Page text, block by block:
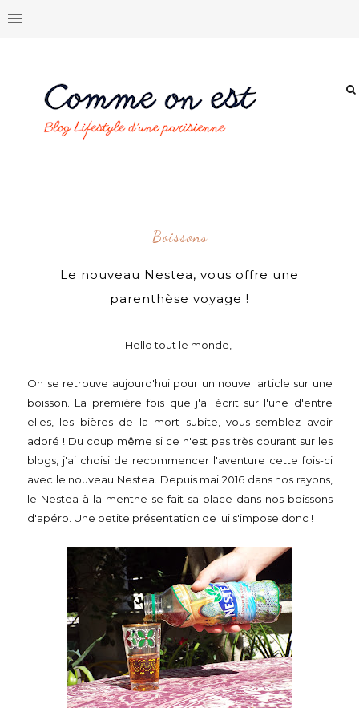
Boissons
Le nouveau Nestea, vous offre une
parenthèse voyage !
Hello tout le monde,
On se retrouve aujourd'hui pour un nouvel article sur une
boisson. La première fois que j'ai écrit sur l'une d'entre
elles, les bières de la mort subite, vous semblez avoir
adoré ! Du coup même si ce n'est pas très courant sur les
blogs, j'ai choisi de recommencer l'aventure cette fois-ci
avec le nouveau Nestea. Depuis mai 2016 dans nos rayons,
le Nestea à la menthe se fait sa place dans nos boissons
d'apéro. Une petite présentation de lui s'impose donc !